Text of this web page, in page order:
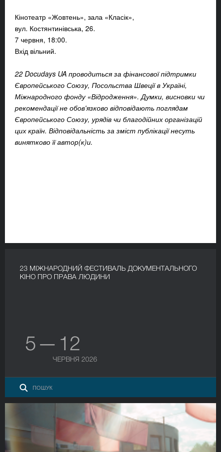
Кінотеатр «Жовтень», зала «Класік»,
вул. Костянтинівська, 26.
7 червня, 18:00.
Вхід вільний.
22 Docudays UA проводиться за фінансової підтримки
Європейського Союзу, Посольства Швеції в Україні,
Міжнародного фонду «Відродження». Думки, висновки чи
рекомендації не обов'язково відповідають поглядам
Європейського Союзу, урядів чи благодійних організацій
цих країн. Відповідальність за зміст публікації несуть
винятково її автор(к)и.
23 МІЖНАРОДНИЙ ФЕСТИВАЛЬ ДОКУМЕНТАЛЬНОГО
КІНО ПРО ПРАВА ЛЮДИНИ
5 — 12
ЧЕРВНЯ 2026